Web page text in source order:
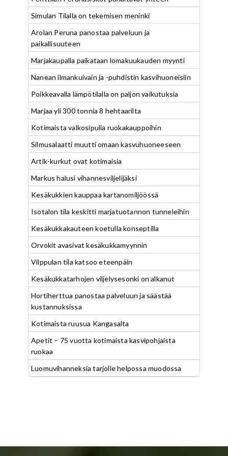
Simulan Tilalla on tekemisen meninki
Arolan Peruna panostaa palveluun ja
paikallisuuteen
Marjakaupalla paikataan lomakuukauden myynti
Nanean ilmankuivain ja -puhdistin kasvihuoneisiin
Poikkeavalla lämpötilalla on paljon vaikutuksia
Marjaa yli 300 tonnia 8 hehtaarilta
Kotimaista valkosipulia ruokakauppoihin
Silmusalaatti muutti omaan kasvuhuoneeseen
Artik-kurkut ovat kotimaisia
Markus halusi vihannesviljelijäksi
Kesäkukkien kauppaa kartanomiljöössä
Isotalon tila keskitti marjatuotannon tunneleihin
Kesäkukkakauteen koetulla konseptilla
Orvokit avasivat kesäkukkamyynnin
Vilppulan tila katsoo eteenpäin
Kesäkukkatarhojen viljelysesonki on alkanut
Hortiherttua panostaa palveluun ja säästää
kustannuksissa
Kotimaista ruusua Kangasalta
Apetit – 75 vuotta kotimaista kasvipohjaista
ruokaa
Luomuvihanneksia tarjolle helpossa muodossa